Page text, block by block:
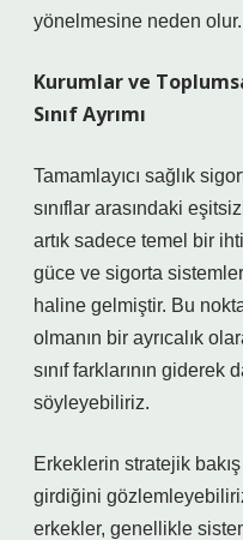
yönelmesine neden olur.
Kurumlar ve
Sınıf Ayrımı
Tamamlayıcı sağlık
sınıflar arasındaki
artık sadece temel bir
güce ve sigorta
haline gelmiştir. Bu
olmanın bir ayrıcalık
sınıf farklarının
söyleyebiliriz.
Erkeklerin stratejik
girdiğini
erkekler, genellikle